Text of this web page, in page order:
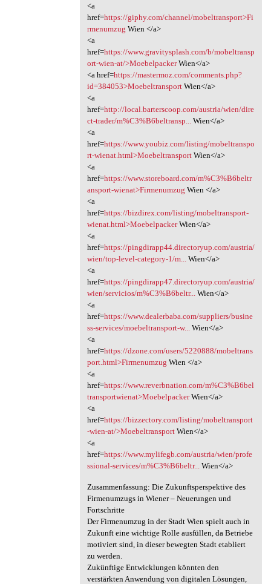
<a
href=https://giphy.com/channel/mobeltransport>Fi
rmenumzug Wien </a>
<a
href=https://www.gravitysplash.com/b/mobeltransp
ort-wien-at/>MoebelpackerWien</a>
<a href=https://mastermoz.com/comments.php?
id=384053>MoebeltransportWien</a>
<a
href=http://local.barterscoop.com/austria/wien/dire
ct-trader/m%C3%B6beltransp...Wien</a>
<a
href=https://www.youbiz.com/listing/mobeltranspo
rt-wienat.html>MoebeltransportWien</a>
<a
href=https://www.storeboard.com/m%C3%B6beltr
ansport-wienat>Firmenumzug Wien </a>
<a
href=https://bizdirex.com/listing/mobeltransport-
wienat.html>MoebelpackerWien</a>
<a
href=https://pingdirapp44.directoryup.com/austria/
wien/top-level-category-1/m...Wien</a>
<a
href=https://pingdirapp47.directoryup.com/austria/
wien/servicios/m%C3%B6beltr...Wien</a>
<a
href=https://www.dealerbaba.com/suppliers/busine
ss-services/moebeltransport-w...Wien</a>
<a
href=https://dzone.com/users/5220888/mobeltrans
port.html>Firmenumzug Wien </a>
<a
href=https://www.reverbnation.com/m%C3%B6bel
transportwienat>MoebelpackerWien</a>
<a
href=https://bizzectory.com/listing/mobeltransport
-wien-at/>MoebeltransportWien</a>
<a
href=https://www.mylifegb.com/austria/wien/profe
ssional-services/m%C3%B6beltr...Wien</a>
Zusammenfassung: Die Zukunftsperspektive des
Firmenumzugs in Wiener – Neuerungen und
Fortschritte
Der Firmenumzug in der Stadt Wien spielt auch in
Zukunft eine wichtige Rolle ausfüllen, da Betriebe
motiviert sind, in dieser bewegten Stadt etabliert
zu werden.
Zukünftige Entwicklungen könnten den
verstärkten Anwendung von digitalen Lösungen,